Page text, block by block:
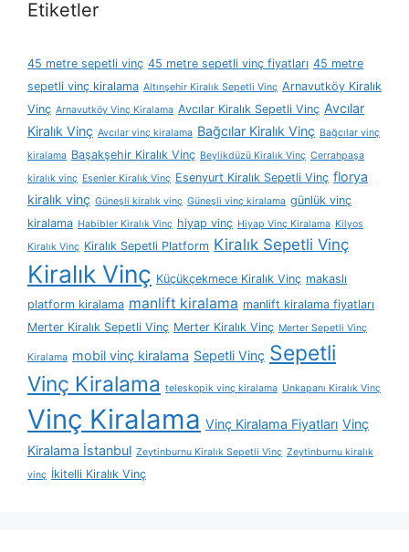
Etiketler
45 metre sepetli vinç 45 metre sepetli vinç fiyatları 45 metre
sepetli vinç kiralama Altınşehir Kiralık Sepetli Vinç Arnavutköy Kiralık
Vinç Arnavutköy Vinç Kiralama Avcılar Kiralık Sepetli Vinç Avcılar
Kiralık Vinç Avcılar vinç kiralama Bağcılar Kiralık Vinç Bağcılar vinç
kiralama Başakşehir Kiralık Vinç Beylikdüzü Kiralık Vinç Cerrahpaşa
kiralık vinç Esenler Kiralık Vinç Esenyurt Kiralık Sepetli Vinç florya
kiralık vinç Güneşli kiralık vinç Güneşli vinç kiralama günlük vinç
kiralama Habibler Kiralık Vinç hiyap vinç Hiyap Vinç Kiralama Kilyos
Kiralık Vinç Kiralık Sepetli Platform Kiralık Sepetli Vinç
Kiralık Vinç Küçükçekmece Kiralık Vinç makaslı
platform kiralama manlift kiralama manlift kiralama fiyatları
Merter Kiralık Sepetli Vinç Merter Kiralık Vinç Merter Sepetli Vinç
Kiralama mobil vinç kiralama Sepetli Vinç Sepetli
Vinç Kiralama teleskopik vinç kiralama Unkapanı Kiralık Vinç
Vinç Kiralama Vinç Kiralama Fiyatları Vinç
Kiralama İstanbul Zeytinburnu Kiralık Sepetli Vinç Zeytinburnu kiralık
vinç İkitelli Kiralık Vinç